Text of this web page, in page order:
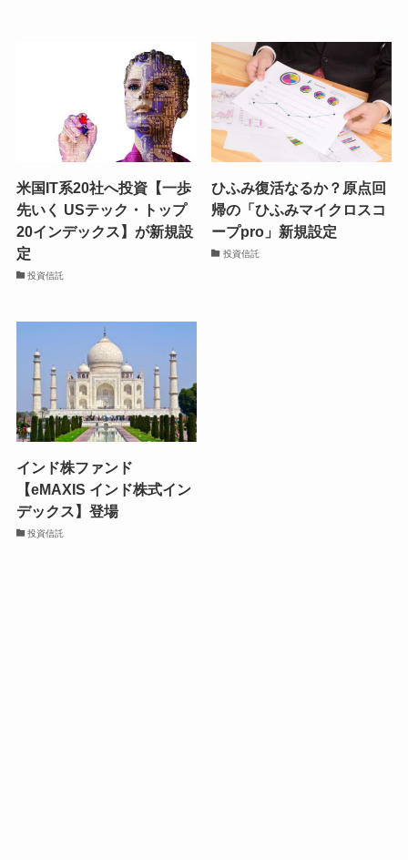
米国IT系20社へ投資【一歩
先いく USテック・トップ
20インデックス】が新規設
定
投資信託
ひふみ復活なるか？原点回
帰の「ひふみマイクロスコ
ープpro」新規設定
投資信託
インド株ファンド
【eMAXIS インド株式イン
デックス】登場
投資信託